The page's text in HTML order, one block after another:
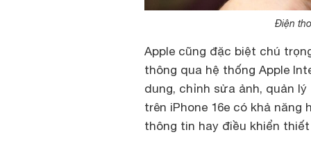
Điện
Apple cũng đặc biệt chú
thông qua hệ thống Apple
dung, chỉnh sửa ảnh, quản
trên iPhone 16e có khả
thông tin hay điều khiển